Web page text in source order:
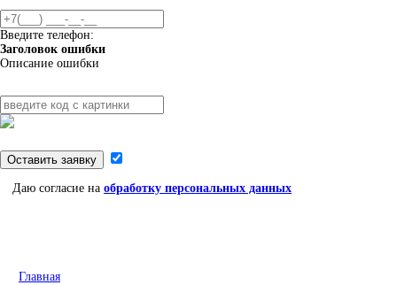
Введите телефон:
Заголовок ошибки
Описание ошибки
Оставить заявку
Даю согласие на обработку персональных данных
Главная